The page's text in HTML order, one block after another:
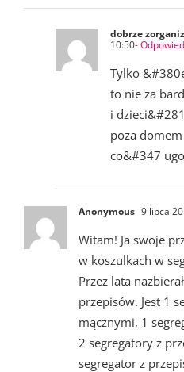
dobrze
10:50-
Tylko
to nie za
i
poza
co&#347
Anonymous 9 lipca
Witam! Ja swoje
w koszulkach w
Przez lata
przepisów. Jest 1
mącznymi, 1
2 segregatory z
segregator z